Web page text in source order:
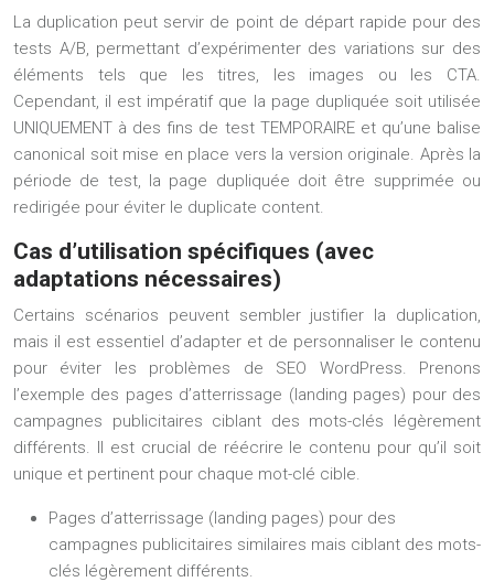
La duplication peut servir de point de départ rapide pour des
tests A/B, permettant d’expérimenter des variations sur des
éléments tels que les titres, les images ou les CTA.
Cependant, il est impératif que la page dupliquée soit utilisée
UNIQUEMENT à des fins de test TEMPORAIRE et qu’une balise
canonical soit mise en place vers la version originale. Après la
période de test, la page dupliquée doit être supprimée ou
redirigée pour éviter le duplicate content.
Cas d’utilisation spécifiques (avec
adaptations nécessaires)
Certains scénarios peuvent sembler justifier la duplication,
mais il est essentiel d’adapter et de personnaliser le contenu
pour éviter les problèmes de SEO WordPress. Prenons
l’exemple des pages d’atterrissage (landing pages) pour des
campagnes publicitaires ciblant des mots-clés légèrement
différents. Il est crucial de réécrire le contenu pour qu’il soit
unique et pertinent pour chaque mot-clé cible.
Pages d’atterrissage (landing pages) pour des
campagnes publicitaires similaires mais ciblant des mots-
clés légèrement différents.